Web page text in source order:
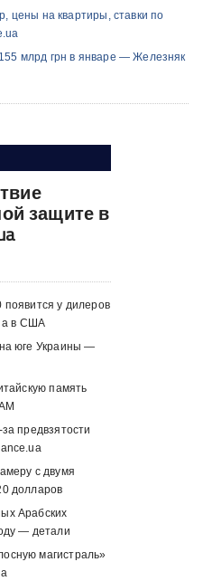
цены на квартиры, ставки по
млрд грн в январе — Железняк
защите в
у дилеров
а в США
юге Украины —
память
предвзятости
с двумя
долларов
Арабских
— детали
магистраль»